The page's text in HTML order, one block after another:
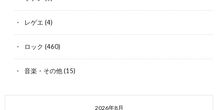
レゲエ (4)
ロック (460)
音楽・その他(15)
2026年8月